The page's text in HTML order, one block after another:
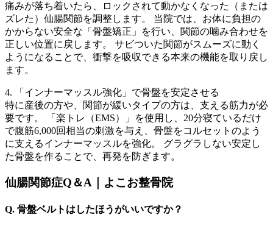
痛みが落ち着いたら、ロックされて動かなくなった（または
ズレた）仙腸関節を調整します。 当院では、お体に負担の
かからない安全な「骨盤矯正」を行い、関節の噛み合わせを
正しい位置に戻します。 サビついた関節がスムーズに動く
ようになることで、衝撃を吸収できる本来の機能を取り戻し
ます。
4. 「インナーマッスル強化」で骨盤を安定させる
特に産後の方や、関節が緩いタイプの方は、支える筋力が必
要です。 「楽トレ（EMS）」を使用し、20分寝ているだけ
で腹筋6,000回相当の刺激を与え、骨盤をコルセットのよう
に支えるインナーマッスルを強化。 グラグラしない安定し
た骨盤を作ることで、再発を防ぎます。
仙腸関節症Q＆A｜よこお整骨院
Q. 骨盤ベルトはしたほうがいいですか？